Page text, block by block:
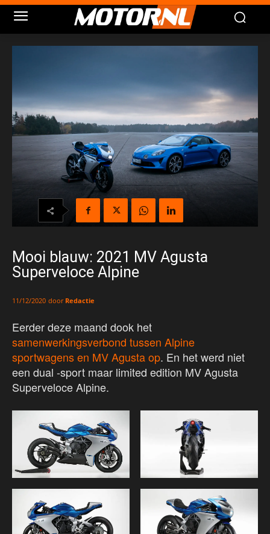
Mooi blauw: 2021 MV Agusta
Superveloce Alpine
11/12/2020 door Redactie
Eerder deze maand dook het
samenwerkingsverbond tussen Alpine
sportwagens en MV Agusta op. En het werd niet
een dual -sport maar limited edition MV Agusta
Superveloce Alpine.